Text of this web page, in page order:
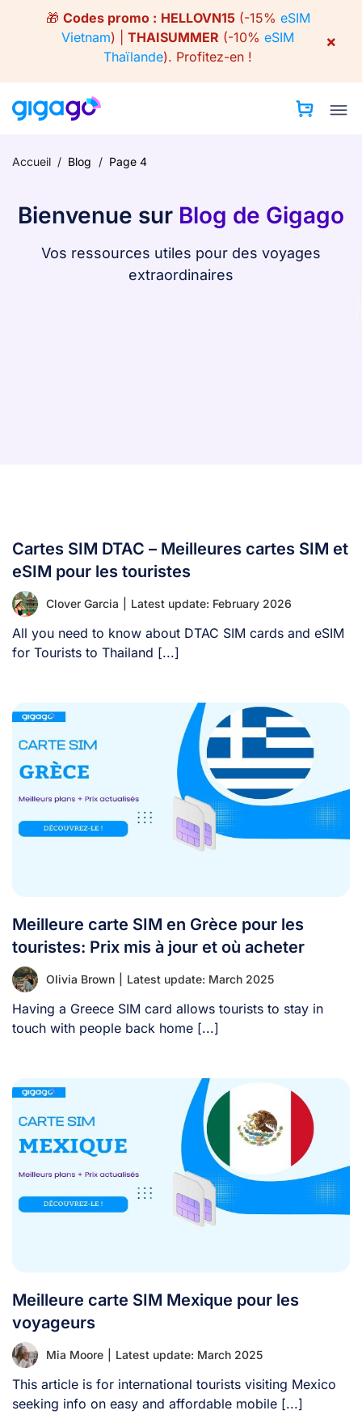
🎁 Codes promo : HELLOVN15(-15% eSIM
Vietnam) | THAISUMMER (-10% eSIM
Thaïlande). Profitez-en !
×
Accueil / Blog / Page 4
Bienvenue sur Blog de Gigago
Vos ressources utiles pour des voyages
extraordinaires
Cartes SIM DTAC – Meilleures cartes SIM et
eSIM pour les touristes
Clover Garcia Latest update: February 2026
All you need to know about DTAC SIM cards and eSIM
for Tourists to Thailand [...]
Meilleure carte SIM en Grèce pour les
touristes: Prix mis à jour et où acheter
Olivia Brown Latest update: March 2025
Having a Greece SIM card allows tourists to stay in
touch with people back home [...]
Meilleure carte SIM Mexique pour les
voyageurs
Mia Moore Latest update: March 2025
This article is for international tourists visiting Mexico
seeking info on easy and affordable mobile [...]